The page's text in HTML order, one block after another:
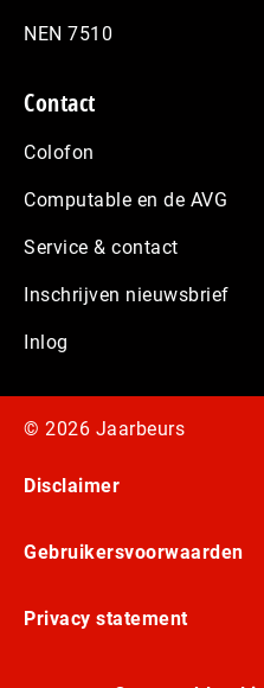
NEN 7510
Contact
Colofon
Computable en de AVG
Service & contact
Inschrijven nieuwsbrief
Inlog
© 2026 Jaarbeurs
Disclaimer
Gebruikersvoorwaarden
Privacy statement